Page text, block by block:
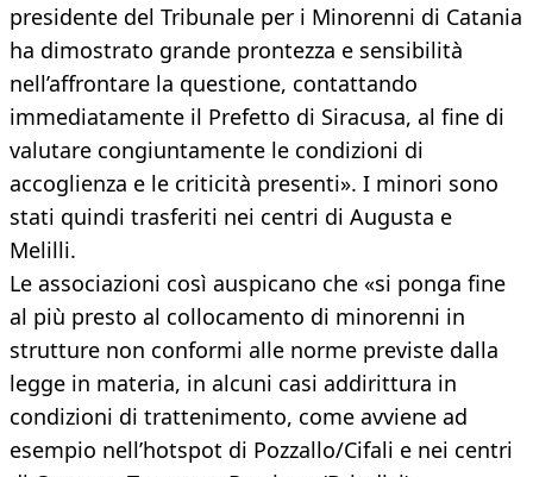
presidente del Tribunale per i Minorenni di Catania
ha dimostrato grande prontezza e sensibilità
nell’affrontare la questione, contattando
immediatamente il Prefetto di Siracusa, al fine di
valutare congiuntamente le condizioni di
accoglienza e le criticità presenti». I minori sono
stati quindi trasferiti nei centri di Augusta e
Melilli.
Le associazioni così auspicano che «si ponga fine
al più presto al collocamento di minorenni in
strutture non conformi alle norme previste dalla
legge in materia, in alcuni casi addirittura in
condizioni di trattenimento, come avviene ad
esempio nell’hotspot di Pozzallo/Cifali e nei centri